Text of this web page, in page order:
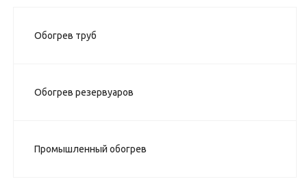
Обогрев труб
Обогрев резервуаров
Промышленный обогрев